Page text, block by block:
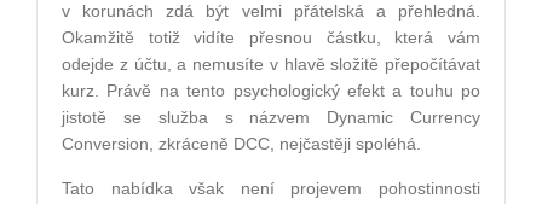
v korunách zdá být velmi přátelská a přehledná.
Okamžitě totiž vidíte přesnou částku, která vám
odejde z účtu, a nemusíte v hlavě složitě přepočítávat
kurz. Právě na tento psychologický efekt a touhu po
jistotě se služba s názvem Dynamic Currency
Conversion, zkráceně DCC, nejčastěji spoléhá.
Tato nabídka však není projevem pohostinnosti